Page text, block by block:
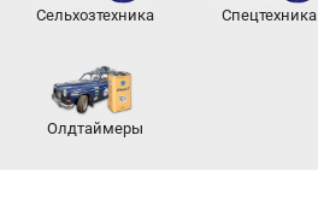
Сельхозтехника Спецтехника
Олдтаймеры